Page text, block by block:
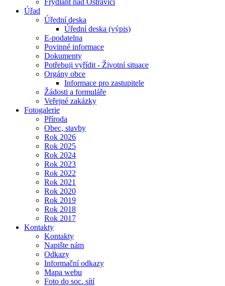
Frýdlant nad Ostravicí
Úřad
Úřední deska
Úřední deska (výpis)
E-podatelna
Povinné informace
Dokumenty
Potřebuji vyřídit - Životní situace
Orgány obce
Informace pro zastupitele
Žádosti a formuláře
Veřejné zakázky
Fotogalerie
Příroda
Obec, stavby
Rok 2026
Rok 2025
Rok 2024
Rok 2023
Rok 2022
Rok 2021
Rok 2020
Rok 2019
Rok 2018
Rok 2017
Kontakty
Kontakty
Napište nám
Odkazy
Informační odkazy
Mapa webu
Foto do soc. sítí